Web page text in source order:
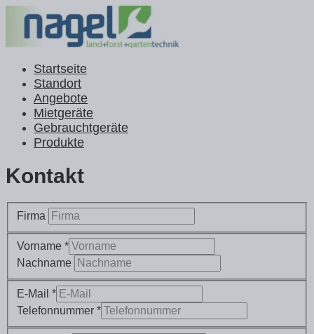
Startseite
Standort
Angebote
Mietgeräte
Gebrauchtgeräte
Produkte
Kontakt
Firma
Vorname *
Nachname
E-Mail *
Telefonnummer *